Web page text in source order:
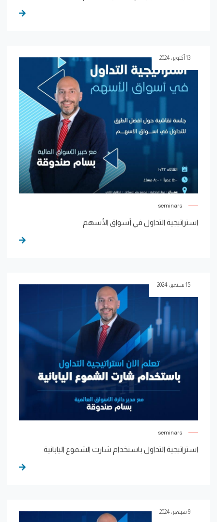
seminars
استراتيجية التداول في أسواق الأسهم
13 أكتوبر، 2024
seminars
استراتيجية التداول باستخدام شارت الشموع اليابانية
15 سبتمبر، 2024
9 سبتمبر، 2024